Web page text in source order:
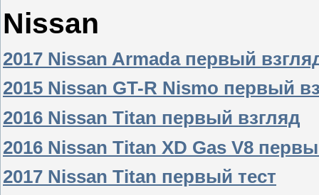
Nissan
2017 Nissan Armada первый
2015 Nissan GT-R Nismo первый
2016 Nissan Titan первый взгляд
2016 Nissan Titan XD Gas V8
2017 Nissan Titan первый тест